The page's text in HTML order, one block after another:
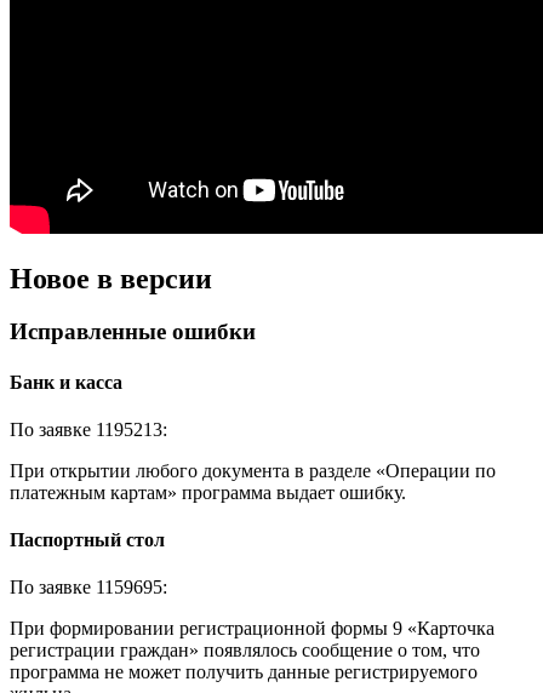
Новое в версии
Исправленные ошибки
Банк и касса
По заявке 1195213:
При открытии любого документа в разделе «Операции по
платежным картам» программа выдает ошибку.
Паспортный стол
По заявке 1159695:
При формировании регистрационной формы 9 «Карточка
регистрации граждан» появлялось сообщение о том, что
программа не может получить данные регистрируемого